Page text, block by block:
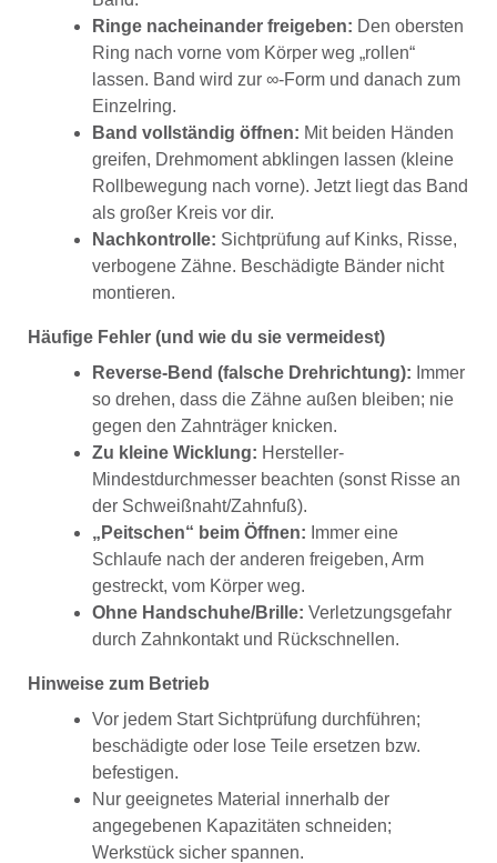
Ringe nacheinander freigeben: Den obersten
Ring nach vorne vom Körper weg „rollen“
lassen. Band wird zur ∞-Form und danach zum
Einzelring.
Band vollständig öffnen: Mit beiden Händen
greifen, Drehmoment abklingen lassen (kleine
Rollbewegung nach vorne). Jetzt liegt das Band
als großer Kreis vor dir.
Nachkontrolle: Sichtprüfung auf Kinks, Risse,
verbogene Zähne. Beschädigte Bänder nicht
montieren.
Häufige Fehler (und wie du sie vermeidest)
Reverse-Bend (falsche Drehrichtung): Immer
so drehen, dass die Zähne außen bleiben; nie
gegen den Zahnträger knicken.
Zu kleine Wicklung: Hersteller-
Mindestdurchmesser beachten (sonst Risse an
der Schweißnaht/Zahnfuß).
„Peitschen“ beim Öffnen: Immer eine
Schlaufe nach der anderen freigeben, Arm
gestreckt, vom Körper weg.
Ohne Handschuhe/Brille: Verletzungsgefahr
durch Zahnkontakt und Rückschnellen.
Hinweise zum Betrieb
Vor jedem Start Sichtprüfung durchführen;
beschädigte oder lose Teile ersetzen bzw.
befestigen.
Nur geeignetes Material innerhalb der
angegebenen Kapazitäten schneiden;
Werkstück sicher spannen.